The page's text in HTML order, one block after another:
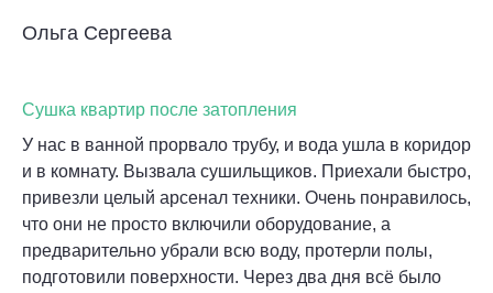
Ольга Сергеева
Сушка квартир после затопления
У нас в ванной прорвало трубу, и вода ушла в коридор
и в комнату. Вызвала сушильщиков. Приехали быстро,
привезли целый арсенал техники. Очень понравилось,
что они не просто включили оборудование, а
предварительно убрали всю воду, протерли полы,
подготовили поверхности. Через два дня всё было